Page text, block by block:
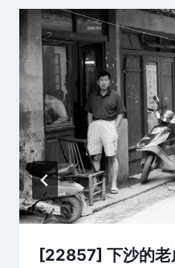
[22857] 下沙的老